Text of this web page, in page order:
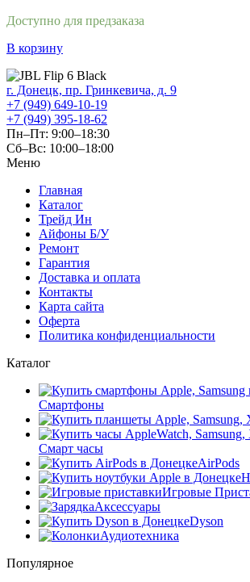
Доступно для предзаказа
В корзину
г. Донецк, пр. Гринкевича, д. 9
+7 (949) 649-10-19
+7 (949) 395-18-62
Пн–Пт: 9:00–18:30
Сб–Вс: 10:00–18:00
Меню
Главная
Каталог
Трейд Ин
Айфоны Б/У
Ремонт
Гарантия
Доставка и оплата
Контакты
Карта сайта
Оферта
Политика конфиденциальности
Каталог
Смартфоны
Смарт часы
AirPods
Игровые
Аксессуары
Dyson
Аудиотехника
Популярное